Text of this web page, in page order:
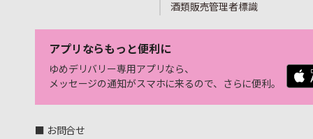
酒類販売管理者標識
アプリならもっと便利に
ゆめデリバリー専用アプリなら、
メッセージの通知がスマホに来るので、さらに便利。
■ お問合せ